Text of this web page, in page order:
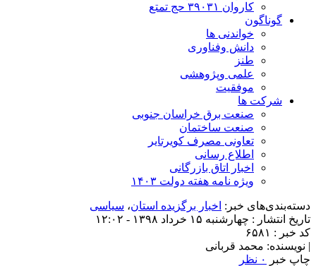
کاروان ۳۹۰۳۱ حج تمتع
گوناگون
خواندنی ها
دانش وفناوری
طنز
علمی وپژوهشی
موفقیت
شرکت ها
صنعت برق خراسان جنوبی
صنعت ساختمان
تعاونی مصرف کویرتایر
اطلاع رسانی
اخبار اتاق بازرگانی
ویژه نامه هفته دولت ۱۴۰۳
دسته‌بندی‌های خبر: اخبار برگزیده استان، سیاسی
تاریخ انتشار : چهارشنبه ۱۵ خرداد ۱۳۹۸ - ۱۲:۰۲
کد خبر : ۶۵۸۱
| نویسنده: محمد قربانی
چاپ خبر
۰ نظر